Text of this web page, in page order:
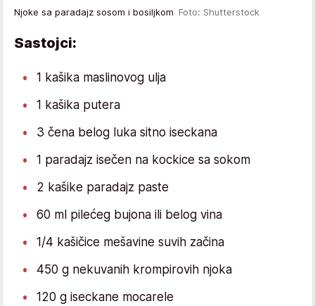
Njoke sa paradajz sosom i bosiljkom Foto: Shutterstock
Sastojci:
1 kašika maslinovog ulja
1 kašika putera
3 čena belog luka sitno iseckana
1 paradajz isečen na kockice sa sokom
2 kašike paradajz paste
60 ml pilećeg bujona ili belog vina
1/4 kašičice mešavine suvih začina
450 g nekuvanih krompirovih njoka
120 g iseckane mocarele